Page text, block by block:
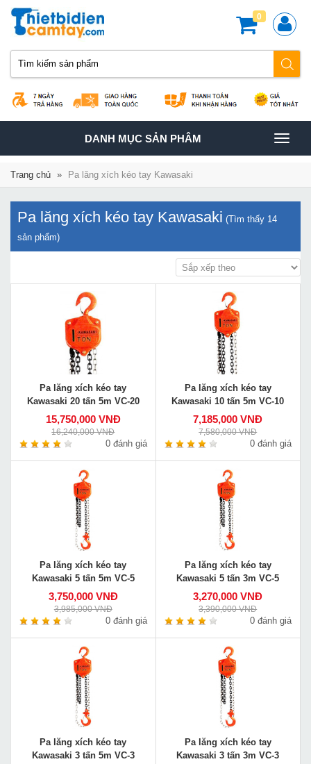
0
TOGGLE
NAVIGATION
DANH MỤC SẢN PHÂM
Trang chủ » Pa lăng xích kéo tay Kawasaki
Pa lăng xích kéo tay Kawasaki (Tìm thấy 14
sản phẩm)
Pa lăng xích kéo tay
Kawasaki 20 tấn 5m VC-20
15,750,000 VNĐ
16,240,000 VNĐ
0 đánh giá
Pa lăng xích kéo tay
Kawasaki 10 tấn 5m VC-10
7,185,000 VNĐ
7,580,000 VNĐ
0 đánh giá
Pa lăng xích kéo tay
Kawasaki 5 tấn 5m VC-5
3,750,000 VNĐ
3,985,000 VNĐ
0 đánh giá
Pa lăng xích kéo tay
Kawasaki 5 tấn 3m VC-5
3,270,000 VNĐ
3,390,000 VNĐ
0 đánh giá
Pa lăng xích kéo tay
Kawasaki 3 tấn 5m VC-3
Pa lăng xích kéo tay
Kawasaki 3 tấn 3m VC-3